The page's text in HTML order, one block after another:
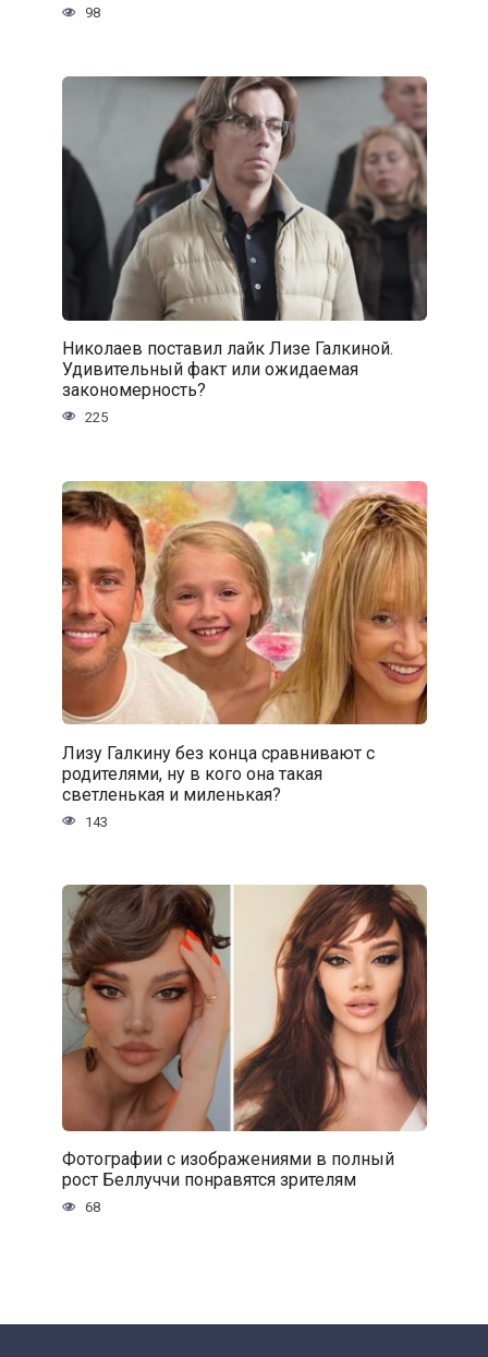
98
Николаев поставил лайк Лизе Галкиной.
Удивительный факт или ожидаемая
закономерность?
225
Лизу Галкину без конца сравнивают с
родителями, ну в кого она такая
светленькая и миленькая?
143
Фотографии с изображениями в полный
рост Беллуччи понравятся зрителям
68